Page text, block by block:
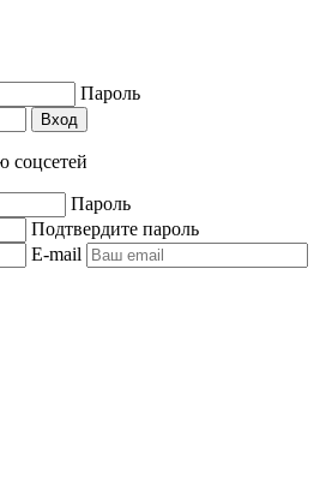
Пароль
Вход
соцсетей
Пароль
Подтвердите пароль
E-mail